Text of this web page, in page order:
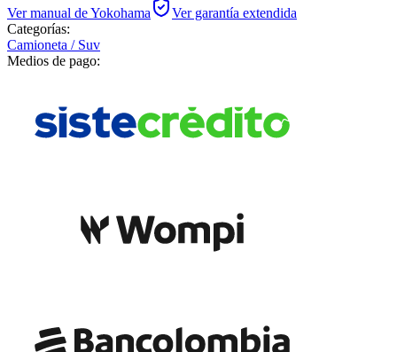
Ver manual deYokohama
Ver garantía extendida
Categorías:
Camioneta / Suv
Medios de pago: